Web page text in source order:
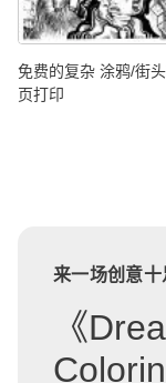
免费的复杂 涂鸦/街
页打印
来一场创意
《